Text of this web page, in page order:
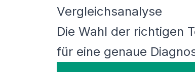
Vergleichsanalyse
Die Wahl der richtigen
für eine genaue